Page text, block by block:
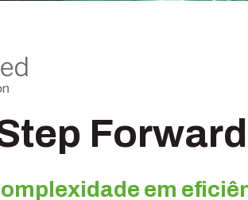
Forward
em